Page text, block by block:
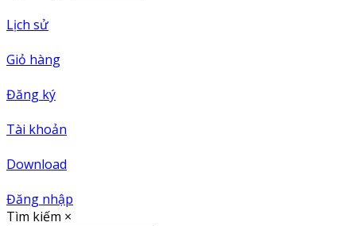
Lịch sử
Giỏ hàng
Đăng ký
Tài khoản
Download
Đăng nhập
Tìm kiếm ×